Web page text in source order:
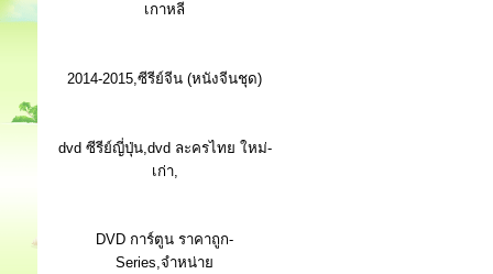
เกาหลี
2014-2015,ซีรีย์จีน (หนังจีนชุด)
dvd ซีรีย์ญี่ปุ่น,dvd ละครไทย ใหม่-
เก่า,
DVD การ์ตูน ราคาถูก-
Series,จำหน่าย